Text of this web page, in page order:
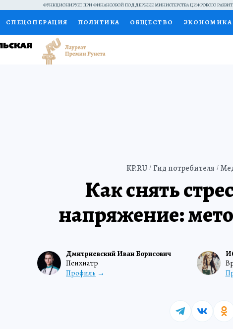
ФУНКЦИОНИРУЕТ ПРИ ФИНАНСОВОЙ ПОДДЕРЖКЕ МИНИСТЕРСТВА ЦИФРОВОГО
СПЕЦОПЕРАЦИЯ ПОЛИТИКА ОБЩЕСТВО ЭКОНОМИКА
ПРОИСШЕСТВИЯ НАЦИОНАЛЬНЫЕ ПРОЕКТЫ РОССИИ
KP.RU Гид потребителя
Дмитриевский Иван Борисович
Психиатр
Профиль
Как снять
напряжение: